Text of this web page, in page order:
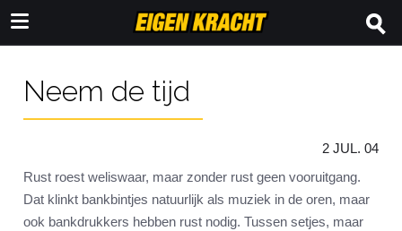
Neem de tijd
2 JUL. 04
Rust roest weliswaar, maar zonder rust geen vooruitgang.
Dat klinkt bankbintjes natuurlijk als muziek in de oren, maar
ook bankdrukkers hebben rust nodig. Tussen setjes, maar